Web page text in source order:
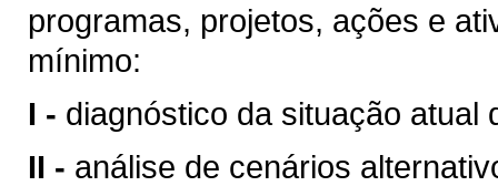
programas, projetos, ações e
mínimo:
I - diagnóstico da situação atual
II - análise de cenários